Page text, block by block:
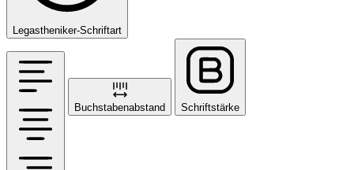
Legastheniker-Schriftart
Buchstabenabstand Schriftstärke